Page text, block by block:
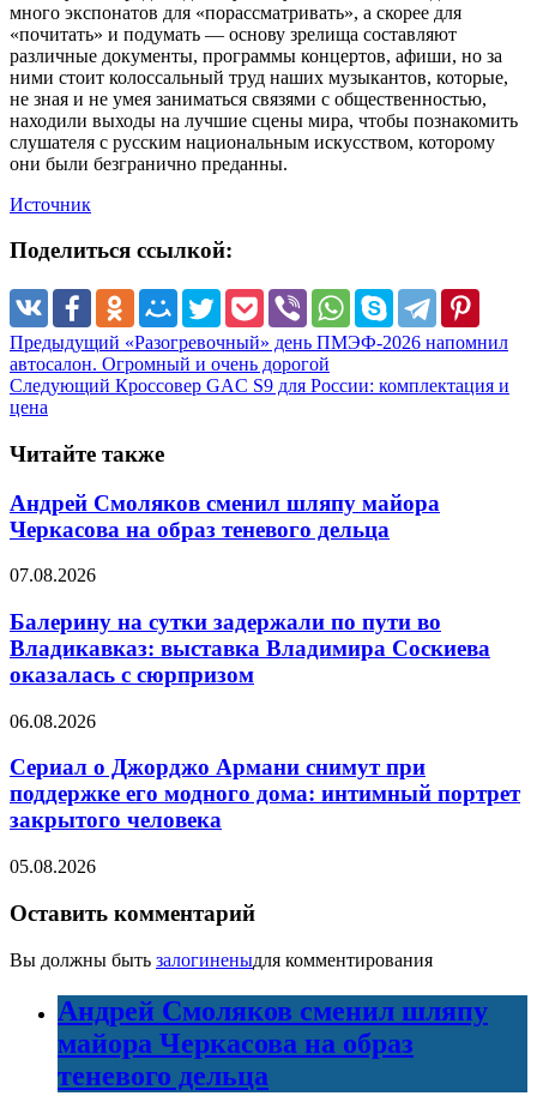
много экспонатов для «порассматривать», а скорее для
«почитать» и подумать — основу зрелища составляют
различные документы, программы концертов, афиши, но за
ними стоит колоссальный труд наших музыкантов, которые,
не зная и не умея заниматься связями с общественностью,
находили выходы на лучшие сцены мира, чтобы познакомить
слушателя с русским национальным искусством, которому
они были безгранично преданны.
Источник
Поделиться ссылкой:
Предыдущий «Разогревочный» день ПМЭФ-2026 напомнил
автосалон. Огромный и очень дорогой
Следующий Кроссовер GAC S9 для России: комплектация и
цена
Читайте также
Андрей Смоляков сменил шляпу майора
Черкасова на образ теневого дельца
07.08.2026
Балерину на сутки задержали по пути во
Владикавказ: выставка Владимира Соскиева
оказалась с сюрпризом
06.08.2026
Сериал о Джорджо Армани снимут при
поддержке его модного дома: интимный портрет
закрытого человека
05.08.2026
Оставить комментарий
Вы должны быть залогиненыдля комментирования
Андрей Смоляков сменил шляпу
майора Черкасова на образ
теневого дельца